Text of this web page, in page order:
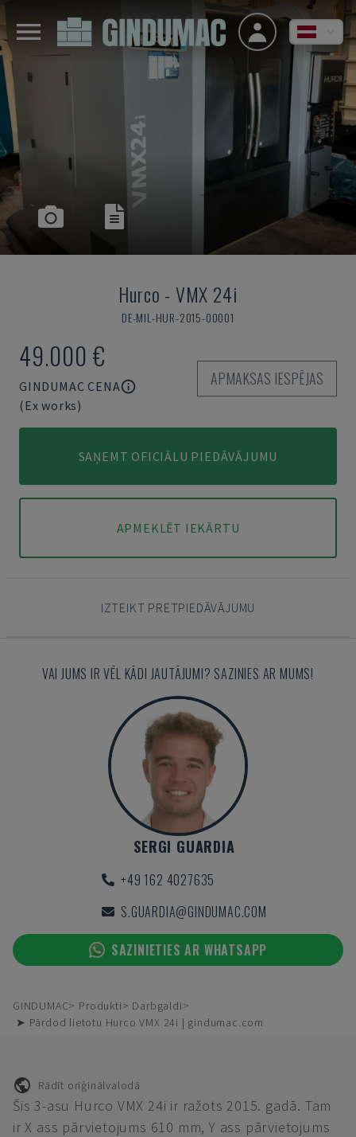
Hurco - VMX 24i
DE-MIL-HUR-2015-00001
49.000 €
GINDUMAC CENA
(Ex works)
APMAKSAS IESPĒJAS
SAŅEMT OFICIĀLU PIEDĀVĀJUMU
APMEKLĒT IEKĀRTU
IZTEIKT PRETPIEDĀVĀJUMU
VAI JUMS IR VĒL KĀDI JAUTĀJUMI? SAZINIES AR MUMS!
SERGI GUARDIA
+49 162 4027635
S.GUARDIA@GINDUMAC.COM
SAZINIETIES AR WHATSAPP
GINDUMAC Produkti
Darbgaldi
➤ Pārdod lietotu Hurco VMX 24i | gindumac.com
Rādīt oriģinālvalodā
Šis 3-asu Hurco VMX 24i ir ražots 2015. gadā. Tam
ir X ass pārvietojums 610 mm, Y ass pārvietojums